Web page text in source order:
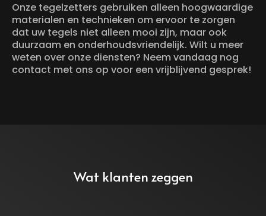
Onze tegelzetters gebruiken alleen hoogwaardige
materialen en technieken om ervoor te zorgen
dat uw tegels niet alleen mooi zijn, maar ook
duurzaam en onderhoudsvriendelijk. Wilt u meer
weten over onze diensten? Neem vandaag nog
contact met ons op voor een vrijblijvend gesprek!
Wat klanten zeggen